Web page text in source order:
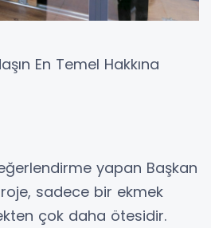
En Temel Hakkına
yapan Başkan
sadece bir ekmek
çok daha ötesidir.